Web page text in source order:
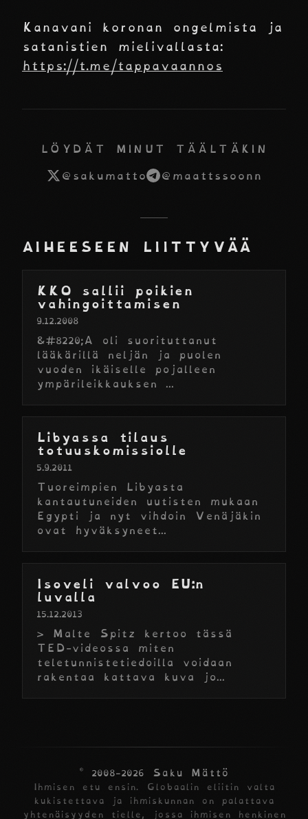
Kanavani koronan ongelmista ja
satanistien mielivallasta:
https://t.me/tappavaannos
LÖYDÄT MINUT TÄÄLTÄKIN
@sakumatto @maattssoonn
AIHEESEEN LIITTYVÄÄ
KKO sallii poikien
vahingoittamisen
9.12.2008
&#8220;A oli suorituttanut
lääkärillä neljän ja puolen
vuoden ikäiselle pojalleen
ympärileikkauksen ...
Libyassa tilaus
totuuskomissiolle
5.9.2011
Tuoreimpien Libyasta
kantautuneiden uutisten mukaan
Egypti ja nyt vihdoin Venäjäkin
ovat hyväksyneet...
Isoveli valvoo EU:n
luvalla
15.12.2013
> Malte Spitz kertoo tässä
TED-videossa miten
teletunnistetiedoilla voidaan
rakentaa kattava kuva jo...
© 2008-2026 Saku Mättö
Ihmisen etu ensin. Globaalin eliitin valta
kukistettava ja ihmiskunnan on palattava
yhtenäisyyden tielle, jossa ihmisen henkinen